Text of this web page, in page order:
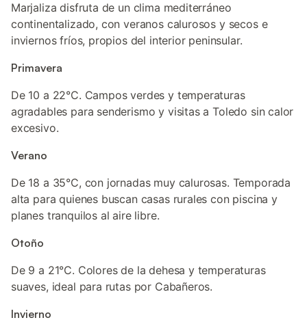
Marjaliza disfruta de un clima mediterráneo
continentalizado, con veranos calurosos y secos e
inviernos fríos, propios del interior peninsular.
Primavera
De 10 a 22°C. Campos verdes y temperaturas
agradables para senderismo y visitas a Toledo sin calor
excesivo.
Verano
De 18 a 35°C, con jornadas muy calurosas. Temporada
alta para quienes buscan casas rurales con piscina y
planes tranquilos al aire libre.
Otoño
De 9 a 21°C. Colores de la dehesa y temperaturas
suaves, ideal para rutas por Cabañeros.
Invierno